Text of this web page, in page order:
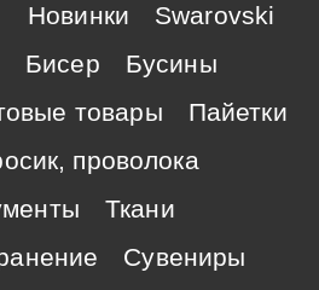
Новинки
Swarovski
Бисер
Бусины
товары
Пайетки
проволока
Ткани
Сувениры